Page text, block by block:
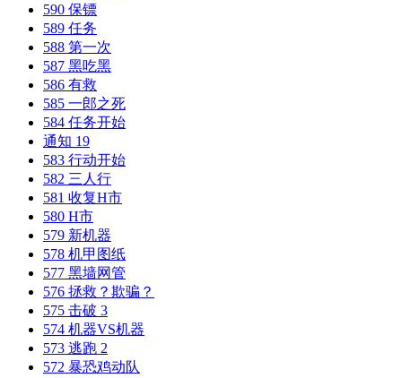
590 保镖
589 任务
588 第一次
587 黑吃黑
586 有救
585 一郎之死
584 任务开始
通知 19
583 行动开始
582 三人行
581 收复H市
580 H市
579 新机器
578 机甲图纸
577 黑墙网管
576 拯救？欺骗？
575 击破 3
574 机器VS机器
573 逃跑 2
572 暴恐鸡动队